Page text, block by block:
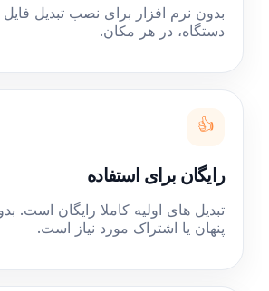
بدون نرم افزار برای نصب تبدیل فایل
دستگاه، در هر مکان.
👍
رایگان برای استفاده
تبدیل های اولیه کاملا رایگان است.
پنهان یا اشتراک مورد نیاز است.